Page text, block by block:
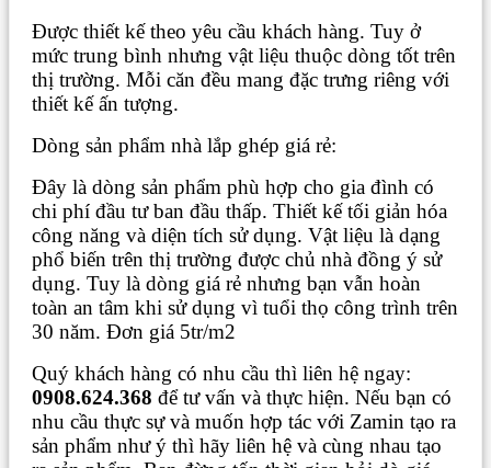
Được thiết kế theo yêu cầu khách hàng. Tuy ở
mức trung bình nhưng vật liệu thuộc dòng tốt trên
thị trường. Mỗi căn đều mang đặc trưng riêng với
thiết kế ấn tượng.
Dòng sản phẩm nhà lắp ghép giá rẻ:
Đây là dòng sản phẩm phù hợp cho gia đình có
chi phí đầu tư ban đầu thấp. Thiết kế tối giản hóa
công năng và diện tích sử dụng. Vật liệu là dạng
phổ biến trên thị trường được chủ nhà đồng ý sử
dụng. Tuy là dòng giá rẻ nhưng bạn vẫn hoàn
toàn an tâm khi sử dụng vì tuổi thọ công trình trên
30 năm. Đơn giá 5tr/m2
Quý khách hàng có nhu cầu thì liên hệ ngay:
0908.624.368 để tư vấn và thực hiện. Nếu bạn có
nhu cầu thực sự và muốn hợp tác với Zamin tạo ra
sản phẩm như ý thì hãy liên hệ và cùng nhau tạo